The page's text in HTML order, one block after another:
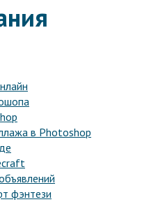
в Photoshop
фэнтези